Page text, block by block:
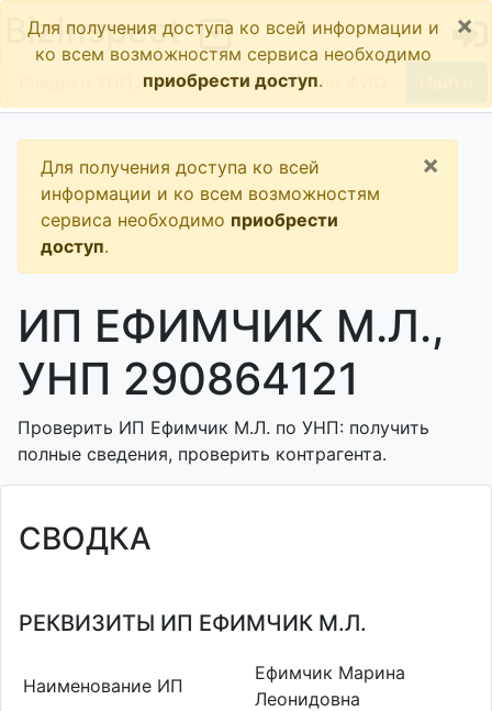
BizInspect
Для получения доступа ко всей информации и
ко всем возможностям сервиса необходимо
приобрести доступ.
×
Для получения доступа ко всей
информации и ко всем возможностям
сервиса необходимо приобрести
доступ.
×
ИП ЕФИМЧИК М.Л.,
УНП 290864121
Проверить ИП Ефимчик М.Л. по УНП: получить
полные сведения, проверить контрагента.
СВОДКА
РЕКВИЗИТЫ ИП ЕФИМЧИК М.Л.
Наименование ИП
Ефимчик Марина
Леонидовна